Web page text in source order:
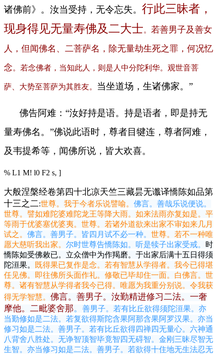
诸佛前》。汝当受持，无令忘失。 行此三昧者，
现身得见无量寿佛及二大士。 若善男子及善女
人，但闻佛名、二菩萨名，除无量劫生死之罪，何况忆
念。若念佛者，当知此人，则是人中分陀利华。观世音菩
萨、大势至菩萨为其胜友。 当坐道场，生诸佛家。”
佛告阿难：“汝好持是语。持是语者，即是持无
量寿佛名。”佛说此语时，尊者目犍连，尊者阿难，
及韦提希等，闻佛所说，皆大欢喜。
% L1 M! l0 F2 s, ]
大般涅槃经卷第四十北凉天竺三藏昙无谶译憍陈如品第
十三之二:世尊。我于今者乐说譬喻。 佛言。善哉乐说便说。
世尊。譬如难陀婆难陀龙王等降大雨。如来法雨亦复如是。平
等雨于优婆塞优婆夷。世尊。若诸外道欲来出家不审如来几月
试之。 佛言。善男子。皆四月试不必一种。 世尊。若不一种唯
愿大慈听我出家。 尔时世尊告憍陈如。听是犊子出家受戒。 时
憍陈如受佛敕已。立众僧中为作羯磨。于出家后满十五日得须
陀洹果。
既得果已复作是念。若有智慧从学得者。我今已得堪
任见佛。即往佛所头面作礼。修敬已毕却住一面。白佛言。世
尊。诸有智慧从学得者我今已得。唯愿为我重分别说。令我获
得无学智慧。 佛言。善男子。汝勤精进修习二法。一奢
摩他。二毗婆舍那。 善男子。若有比丘欲得须陀洹果。亦
当勤修如是二法。若复欲得斯陀含果阿那含果阿罗汉果。亦当
修习如是二法。善男子。若有比丘欲得四禅四无量心。六神通
八背舍八胜处。无诤智顶智毕竟智四无碍智。金刚三昧尽智无
生智。亦当修习如是二法。善男子。若欲得十住地无生法忍无